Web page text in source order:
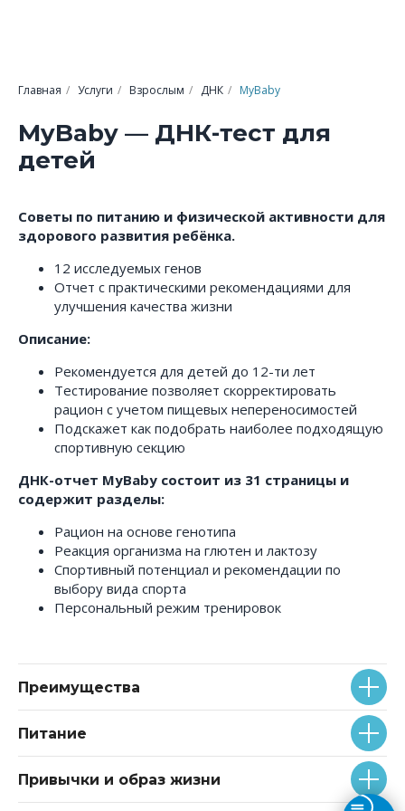
Главная / Услуги / Взрослым / ДНК / MyBaby
MyBaby — ДНК-тест для
детей
Советы по питанию и физической активности для
здорового развития ребёнка.
12 исследуемых генов
Отчет с практическими рекомендациями для
улучшения качества жизни
Описание:
Рекомендуется для детей до 12-ти лет
Тестирование позволяет скорректировать
рацион с учетом пищевых непереносимостей
Подскажет как подобрать наиболее подходящую
спортивную секцию
ДНК-отчет MyBaby состоит из 31 страницы и
содержит разделы:
Рацион на основе генотипа
Реакция организма на глютен и лактозу
Спортивный потенциал и рекомендации по
выбору вида спорта
Персональный режим тренировок
Преимущества
Питание
Привычки и образ жизни